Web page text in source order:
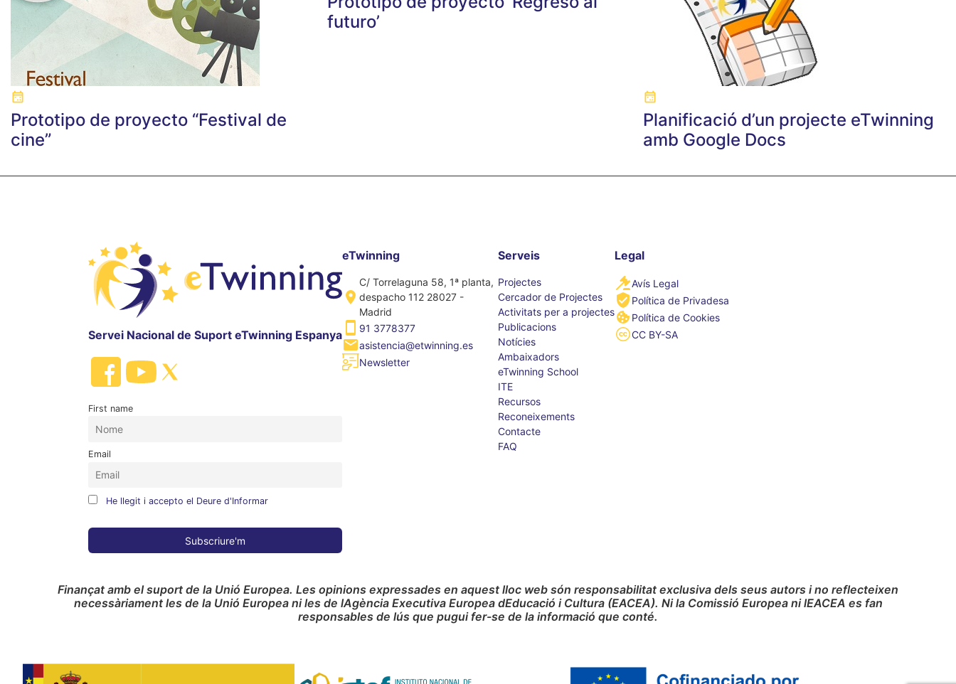
Prototipo de proyecto “Festival de
cine”
futuro’
Planificació d’un projecte eTwinning
amb Google Docs
Servei Nacional de Suport eTwinning Espanya
First name
Email
He llegit i accepto el Deure d'Informar
eTwinning
C/ Torrelaguna 58, 1ª planta,
despacho 112 28027 -
Madrid
91 3778377
asistencia@etwinning.es
Newsletter
Serveis
Projectes
Cercador de Projectes
Activitats per a projectes
Publicacions
Notícies
Ambaixadors
eTwinning School
ITE
Recursos
Reconeixements
Contacte
FAQ
Legal
Avís Legal
Política de Privadesa
Política de Cookies
CC BY-SA
Finançat amb el suport de la Unió Europea. Les opinions expressades en aquest lloc web són responsabilitat exclusiva dels seus autors i no reflecteixen
necessàriament les de la Unió Europea ni les de lAgència Executiva Europea dEducació i Cultura (EACEA). Ni la Comissió Europea ni lEACEA es fan
responsables de lús que pugui fer-se de la informació que conté.